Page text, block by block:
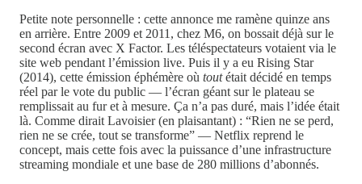
Petite note personnelle : cette annonce me ramène quinze ans
en arrière. Entre 2009 et 2011, chez M6, on bossait déjà sur le
second écran avec X Factor. Les téléspectateurs votaient via le
site web pendant l’émission live. Puis il y a eu Rising Star
(2014), cette émission éphémère où toutétait décidé en temps
réel par le vote du public — l’écran géant sur le plateau se
remplissait au fur et à mesure. Ça n’a pas duré, mais l’idée était
là. Comme dirait Lavoisier (en plaisantant) : “Rien ne se perd,
rien ne se crée, tout se transforme” — Netflix reprend le
concept, mais cette fois avec la puissance d’une infrastructure
streaming mondiale et une base de 280 millions d’abonnés.